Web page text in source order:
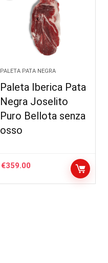
PALETA PATA NEGRA
Paleta Iberica Pata
Negra Joselito
Puro Bellota senza
osso
€359.00